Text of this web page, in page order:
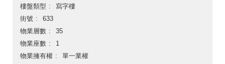
樓盤類型
寫字樓
街號
633
物業層數
35
物業座數
1
物業擁有權
單一業權